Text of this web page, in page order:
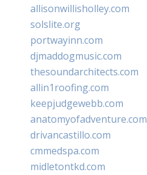
allisonwillisholley.com
solslite.org
portwayinn.com
djmaddogmusic.com
thesoundarchitects.com
allin1roofing.com
keepjudgewebb.com
anatomyofadventure.com
drivancastillo.com
cmmedspa.com
midletontkd.com